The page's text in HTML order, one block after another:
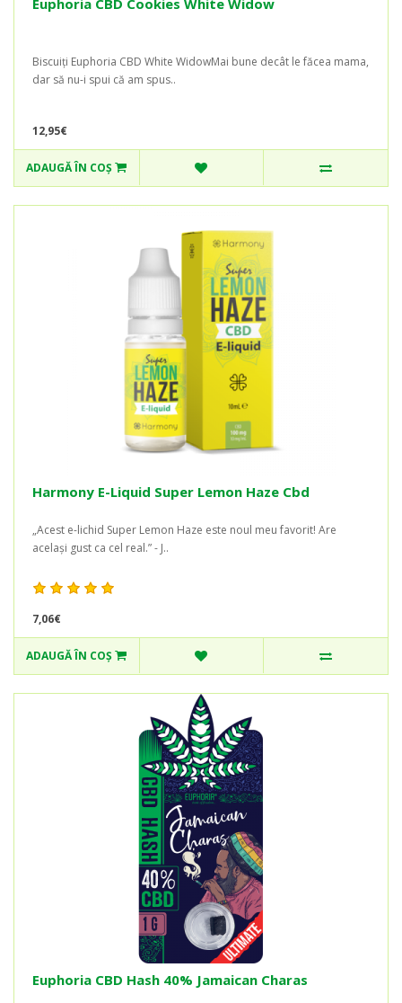
Euphoria CBD Cookies White Widow
Biscuiți Euphoria CBD White WidowMai bune decât le făcea mama,
dar să nu-i spui că am spus..
12,95€
ADAUGĂ ÎN COŞ
Harmony E-Liquid Super Lemon Haze Cbd
„Acest e-lichid Super Lemon Haze este noul meu favorit! Are
același gust ca cel real.” - J..
7,06€
ADAUGĂ ÎN COŞ
Euphoria CBD Hash 40% Jamaican Charas